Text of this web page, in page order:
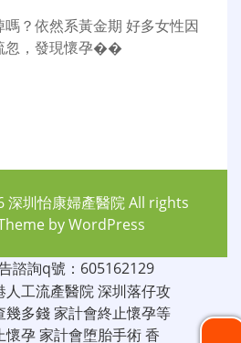
？依然系黃金期 好多女性因
忽，發現懷孕��
深圳怡康婦產醫院All rights
byWordPress
諮詢q號：605162129
人工流產醫院深圳落仔攻
幾多錢家計會終止懷孕等
懷孕家計會堕胎手術香